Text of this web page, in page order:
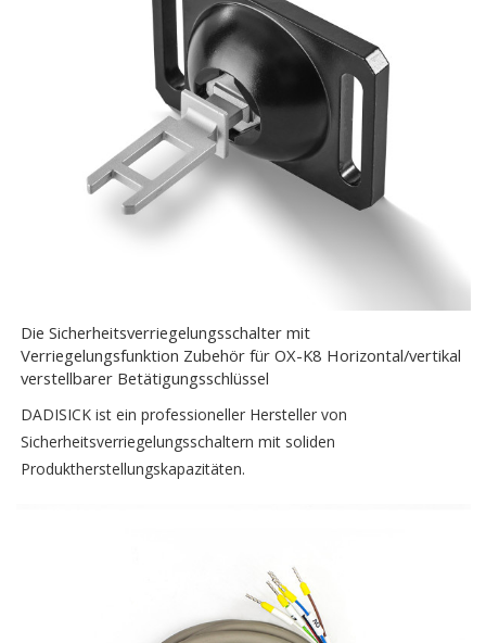
Die Sicherheitsverriegelungsschalter mit
Verriegelungsfunktion Zubehör für OX-K8 Horizontal/vertikal
verstellbarer Betätigungsschlüssel
DADISICK ist ein professioneller Hersteller von
Sicherheitsverriegelungsschaltern mit soliden
Produktherstellungskapazitäten.